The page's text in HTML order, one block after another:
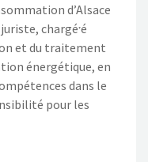
d’Alsace
chargéˑé
et du traitement
énergétique, en
dans le
pour les